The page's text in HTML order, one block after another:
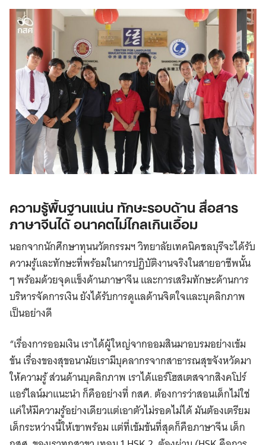
ความรู้พื้นฐานแน่น ทักษะรอบด้าน สื่อสาร
ภาษาจีนได้ อนาคตไม่ไกลเกินเอื้อม
นอกจากนักศึกษาทุนนวัตกรรมฯ วิทยาลัยเทคนิคชลบุรีจะได้รับ
ความรู้และทักษะที่พร้อมในการปฏิบัติงานจริงในสายอาชีพนั้น
ๆ พร้อมด้วยจุดแข็งด้านภาษาจีน และการเสริมทักษะด้านการ
บริหารจัดการเงิน ยังได้รับการดูแลด้านจิตใจและบุคลิกภาพ
เป็นอย่างดี
“เรื่องการออมเงิน เราได้ผู้ใหญ่จากออมสินมาอบรมอย่างเข้ม
ข้น เรื่องของสุขอนามัยเรามีบุคลากรจากสาธารณสุขจังหวัดมา
ให้ความรู้ ส่วนด้านบุคลิกภาพ เราได้แอร์โฮสเตสจากสิงคโปร์
แอร์ไลน์มาแนะนำ ก็คืออย่างที่ กสศ. ต้องการว่าสอนเด็กไม่ใช่
แค่ให้มีความรู้อย่างเดียวแต่เอาตัวไม่รอดไม่ได้ มันต้องเตรียม
เด็กระหว่างนี้ให้เขาพร้อม แต่ที่เข้มข้นที่สุดก็คือภาษาจีน เด็ก